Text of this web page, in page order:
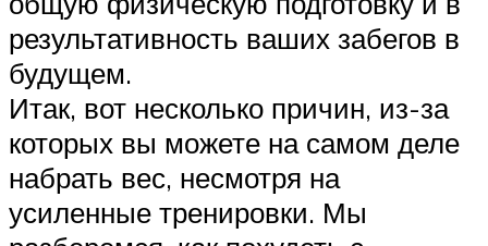
результативность ваших забегов в
будущем.
Итак, вот несколько причин, из-за
которых вы можете на самом деле
набрать вес, несмотря на
усиленные тренировки. Мы